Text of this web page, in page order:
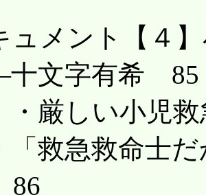
ント【４】
十文字有希 85
い小児救急
急救命士だか